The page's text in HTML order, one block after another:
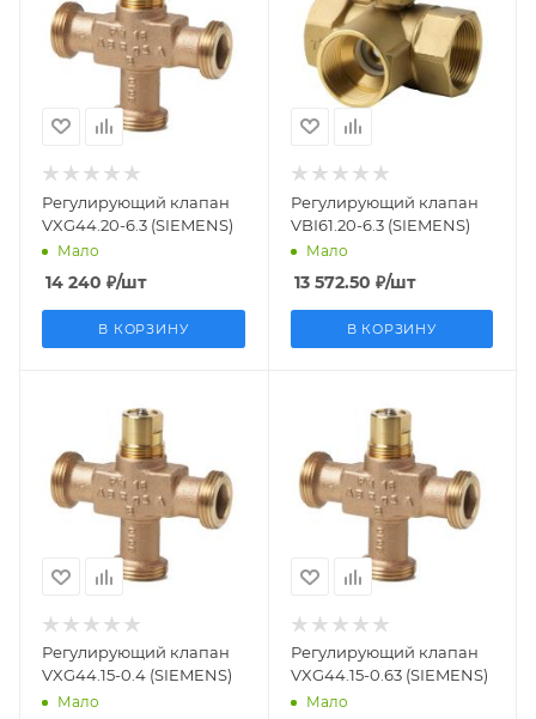
Вес, кг
0.883
производства
Германия
Регулирующий клапан
VXG44.20-6.3 (SIEMENS)
Мало
14 240 ₽/шт
В КОРЗИНУ
Вес, кг
0.41
Страна
производства
Италия
Регулирующий клапан
VBI61.20-6.3 (SIEMENS)
Мало
13 572.50 ₽/шт
В КОРЗИНУ
BPZ:VXG44.15-0.4
Вес, кг
0.544
производства
Германия
Регулирующий клапан
VXG44.15-0.4 (SIEMENS)
Мало
BPZ:VXG44.15-0.63
Вес, кг
0.541
производства
Германия
Регулирующий клапан
VXG44.15-0.63 (SIEMENS)
Мало